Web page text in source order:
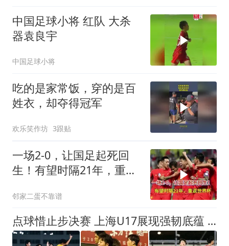
中国足球小将 红队 大杀
器袁良宇
中国足球小将
吃的是家常饭，穿的是百
姓衣，却夺得冠军
欢乐笑作坊 3跟贴
一场2-0，让国足起死回
生！有望时隔21年，重返
邻家二蛋不靠谱
点球惜止步决赛 上海U17展现强韧底蕴 中国足球未来有望